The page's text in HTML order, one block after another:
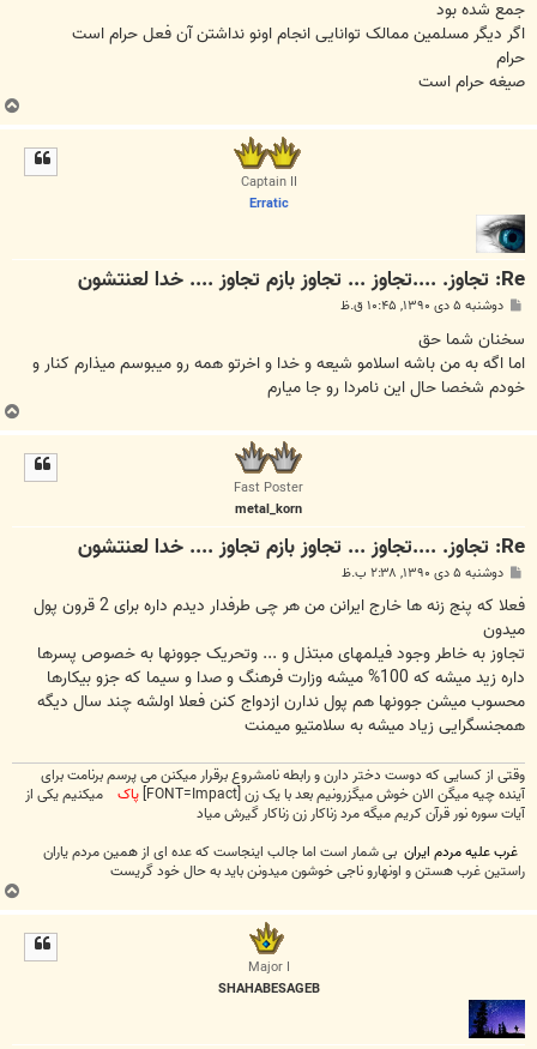
جمع شده بود
اگر دیگر مسلمین ممالک توانایی انجام اونو نداشتن آن فعل حرام است
حرام
صیغه حرام است
Captain II
Erratic
Re: تجاوز. ....تجاوز ... تجاوز بازم تجاوز .... خدا لعنتشون
ت
دوشنبه ۵ دی ۱۳۹۰, ۱۰:۴۵ ق.ظ
سخنان شما حق
اما اگه به من باشه اسلامو شیعه و خدا و اخرتو همه رو میبوسم میذارم کنار و
خودم شخصا حال این نامردا رو جا میارم
Fast Poster
metal_korn
Re: تجاوز. ....تجاوز ... تجاوز بازم تجاوز .... خدا لعنتشون
ت
دوشنبه ۵ دی ۱۳۹۰, ۲:۳۸ ب.ظ
فعلا که پنج زنه ها خارج ایرانن من هر چی طرفدار دیدم داره برای 2 قرون پول
میدون
تجاوز به خاطر وجود فیلمهای مبتذل و ... وتحریک جوونها به خصوص پسرها
داره زید میشه که 100% میشه وزارت فرهنگ و صدا و سیما که جزو بیکارها
محسوب میشن جوونها هم پول ندارن ازدواج کنن فعلا اولشه چند سال دیگه
همجنسگرایی زیاد میشه به سلامتیو میمنت
وقتی از کسایی که دوست دختر دارن و رابطه نامشروع برقرار میکنن می پرسم برنامت برای
آینده چیه میگن الان خوش میگزرونیم بعد با یک زن [FONT=Impact]
پاک
میکنیم یکی از
آیات سوره نور قرآن کریم میگه مرد زناکار زن زناکار گیرش میاد
غرب علیه مردم ایران بی شمار است اما جالب اینجاست که عده ای از همین مردم یاران
راستین غرب هستن و اونهارو ناجی خوشون میدونن باید به حال خود گریست
Major I
SHAHABESAGEB